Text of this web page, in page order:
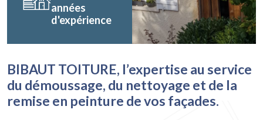
années
d'expérience
BIBAUT TOITURE, l’expertise au service
du démoussage, du nettoyage et de la
remise en peinture de vos façades.